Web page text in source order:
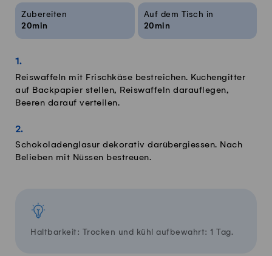
Rezeptinfos
Zubereiten
20min
Auf dem Tisch in
20min
Reiswaffeln mit Frischkäse bestreichen. Kuchengitter
auf Backpapier stellen, Reiswaffeln darauflegen,
Beeren darauf verteilen.
Schokoladenglasur dekorativ darübergiessen. Nach
Belieben mit Nüssen bestreuen.
Haltbarkeit: Trocken und kühl aufbewahrt: 1 Tag.